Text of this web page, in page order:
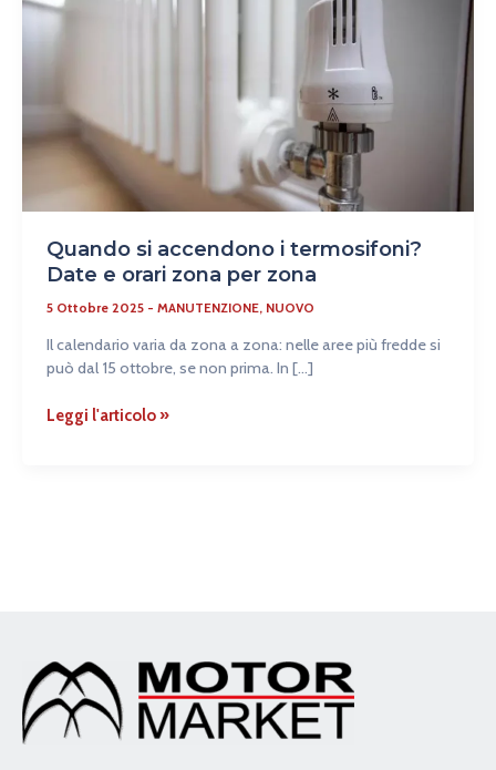
Quando si accendono i termosifoni?
Date e orari zona per zona
5 Ottobre 2025 - MANUTENZIONE, NUOVO
Il calendario varia da zona a zona: nelle aree più fredde si
può dal 15 ottobre, se non prima. In […]
accendono
orari
zona
Leggi l'articolo »